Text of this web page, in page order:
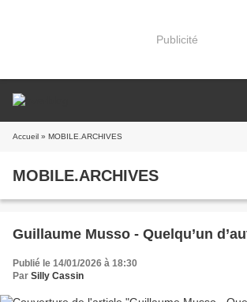
Publicité
Accueil » MOBILE.ARCHIVES
MOBILE.ARCHIVES
Guillaume Musso - Quelqu’un
Publié le 14/01/2026 à 18:30
Par Silly Cassin